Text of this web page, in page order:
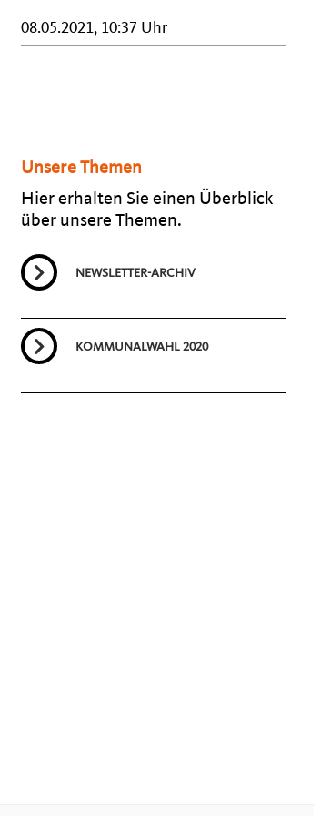
08.05.2021, 10:37 Uhr
Unsere Themen
Hier erhalten Sie einen Überblick
über unsere Themen.
NEWSLETTER-ARCHIV
KOMMUNALWAHL 2020